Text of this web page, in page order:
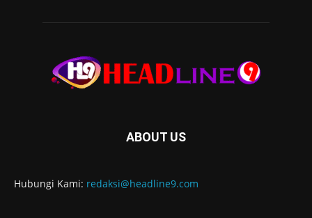
ABOUT US
Hubungi Kami: redaksi@headline9.com